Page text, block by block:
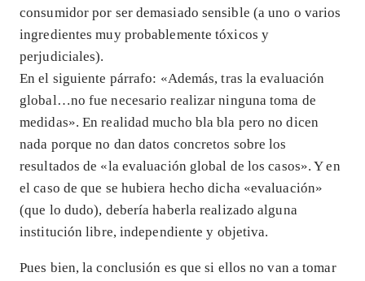
consumidor por ser demasiado sensible (a uno o varios
ingredientes muy probablemente tóxicos y
perjudiciales).
En el siguiente párrafo: «Además, tras la evaluación
global…no fue necesario realizar ninguna toma de
medidas». En realidad mucho bla bla pero no dicen
nada porque no dan datos concretos sobre los
resultados de «la evaluación global de los casos». Y en
el caso de que se hubiera hecho dicha «evaluación»
(que lo dudo), debería haberla realizado alguna
institución libre, independiente y objetiva.
Pues bien, la conclusión es que si ellos no van a tomar